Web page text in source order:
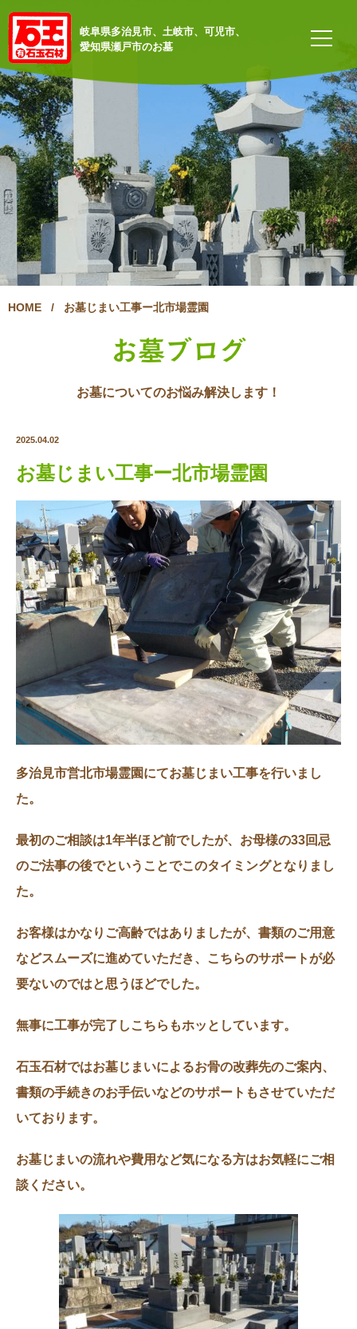
岐阜県多治見市、土岐市、可児市、
愛知県瀬戸市のお墓
HOME / お墓じまい工事ー北市場霊園
お墓ブログ
お墓についてのお悩み解決します！
2025.04.02
お墓じまい工事ー北市場霊園
多治見市営北市場霊園にてお墓じまい工事を行いまし
た。
最初のご相談は1年半ほど前でしたが、お母様の33回忌
のご法事の後でということでこのタイミングとなりまし
た。
お客様はかなりご高齢ではありましたが、書類のご用意
などスムーズに進めていただき、こちらのサポートが必
要ないのではと思うほどでした。
無事に工事が完了しこちらもホッとしています。
石玉石材ではお墓じまいによるお骨の改葬先のご案内、
書類の手続きのお手伝いなどのサポートもさせていただ
いております。
お墓じまいの流れや費用など気になる方はお気軽にご相
談ください。